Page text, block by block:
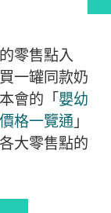
零售點入
一罐同款奶
會的「嬰幼
格一覽通」
大零售點的